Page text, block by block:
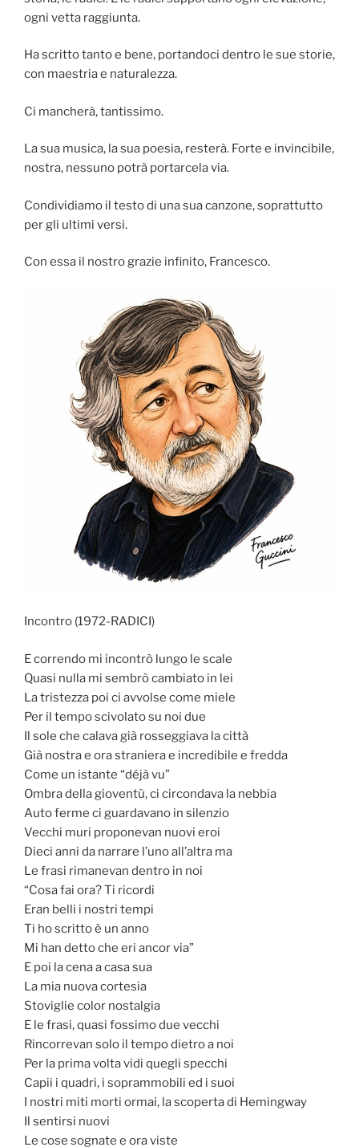
ogni vetta raggiunta.
Ha scritto tanto e bene, portandoci dentro le sue storie,
con maestria e naturalezza.
Ci mancherà, tantissimo.
La sua musica, la sua poesia, resterà. Forte e invincibile,
nostra, nessuno potrà portarcela via.
Condividiamo il testo di una sua canzone, soprattutto
per gli ultimi versi.
Con essa il nostro grazie infinito, Francesco.
Incontro (1972-RADICI)
E correndo mi incontrò lungo le scale
Quasi nulla mi sembrò cambiato in lei
La tristezza poi ci avvolse come miele
Per il tempo scivolato su noi due
Il sole che calava già rosseggiava la città
Già nostra e ora straniera e incredibile e fredda
Come un istante “déjà vu”
Ombra della gioventù, ci circondava la nebbia
Auto ferme ci guardavano in silenzio
Vecchi muri proponevan nuovi eroi
Dieci anni da narrare l’uno all’altra ma
Le frasi rimanevan dentro in noi
“Cosa fai ora? Ti ricordi
Eran belli i nostri tempi
Ti ho scritto è un anno
Mi han detto che eri ancor via”
E poi la cena a casa sua
La mia nuova cortesia
Stoviglie color nostalgia
E le frasi, quasi fossimo due vecchi
Rincorrevan solo il tempo dietro a noi
Per la prima volta vidi quegli specchi
Capii i quadri, i soprammobili ed i suoi
I nostri miti morti ormai, la scoperta di Hemingway
Il sentirsi nuovi
Le cose sognate e ora viste